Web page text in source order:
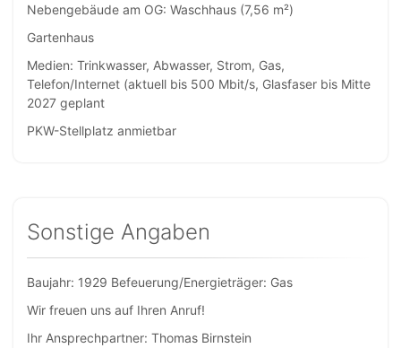
Nebengebäude am OG: Waschhaus (7,56 m²)
Gartenhaus
Medien: Trinkwasser, Abwasser, Strom, Gas,
Telefon/Internet (aktuell bis 500 Mbit/s, Glasfaser bis Mitte
2027 geplant
PKW-Stellplatz anmietbar
Sonstige Angaben
Baujahr: 1929 Befeuerung/Energieträger: Gas
Wir freuen uns auf Ihren Anruf!
Ihr Ansprechpartner: Thomas Birnstein